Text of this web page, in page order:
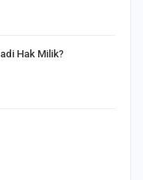
Hak Milik?